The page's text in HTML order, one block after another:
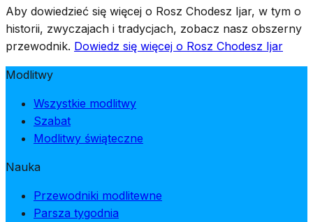
Aby dowiedzieć się więcej o Rosz Chodesz Ijar, w tym o
historii, zwyczajach i tradycjach, zobacz nasz obszerny
przewodnik. Dowiedz się więcej o Rosz Chodesz Ijar
Modlitwy
Wszystkie modlitwy
Szabat
Modlitwy świąteczne
Nauka
Przewodniki modlitewne
Parsza tygodnia